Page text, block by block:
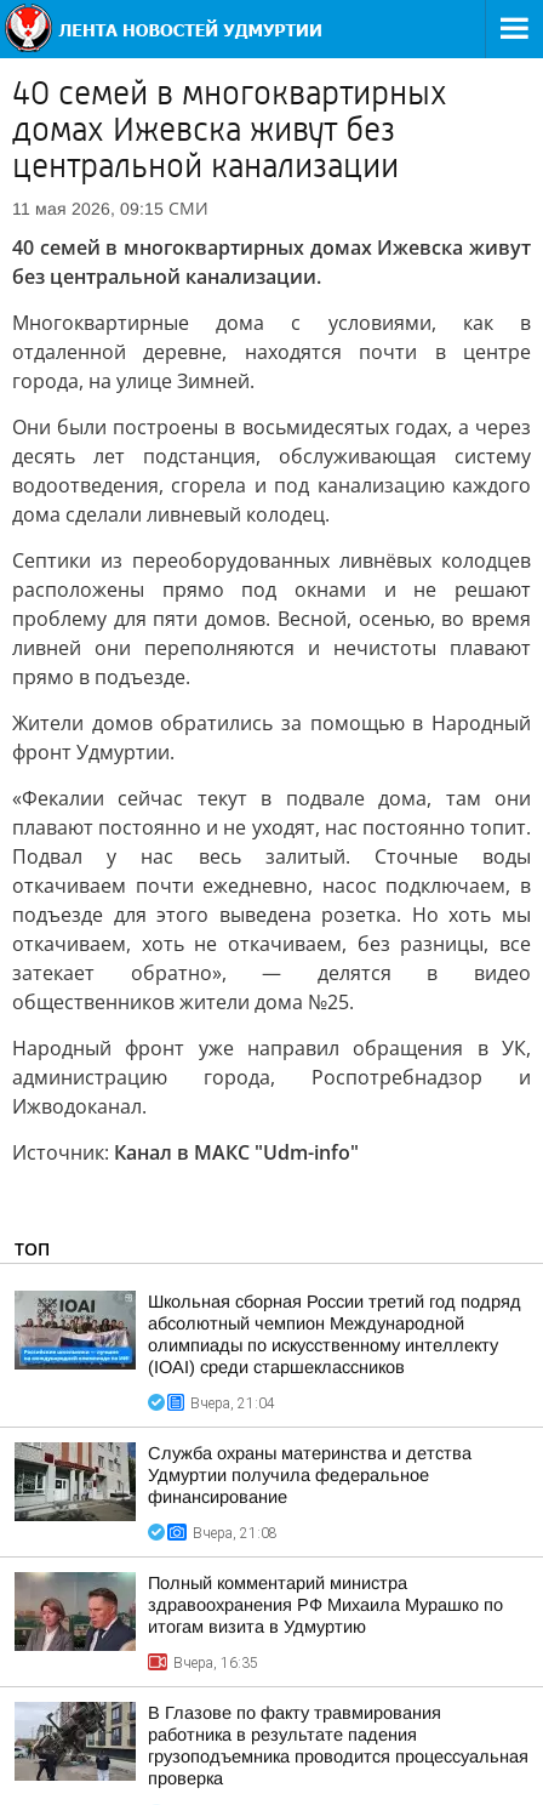
40 семей в многоквартирных
домах Ижевска живут без
центральной канализации
11 мая 2026, 09:15 СМИ
40 семей в многоквартирных домах Ижевска живут
без центральной канализации.
Многоквартирные дома с условиями, как в
отдаленной деревне, находятся почти в центре
города, на улице Зимней.
Они были построены в восьмидесятых годах, а через
десять лет подстанция, обслуживающая систему
водоотведения, сгорела и под канализацию каждого
дома сделали ливневый колодец.
Септики из переоборудованных ливнёвых колодцев
расположены прямо под окнами и не решают
проблему для пяти домов. Весной, осенью, во время
ливней они переполняются и нечистоты плавают
прямо в подъезде.
Жители домов обратились за помощью в Народный
фронт Удмуртии.
«Фекалии сейчас текут в подвале дома, там они
плавают постоянно и не уходят, нас постоянно топит.
Подвал у нас весь залитый. Сточные воды
откачиваем почти ежедневно, насос подключаем, в
подъезде для этого выведена розетка. Но хоть мы
откачиваем, хоть не откачиваем, без разницы, все
затекает обратно», — делятся в видео
общественников жители дома №25.
Народный фронт уже направил обращения в УК,
администрацию города, Роспотребнадзор и
Ижводоканал.
Источник: Канал в МАКС "Udm-info"
ТОП
Школьная сборная России третий год подряд
абсолютный чемпион Международной
олимпиады по искусственному интеллекту
(IOAI) среди старшеклассников
Вчера, 21:04
Служба охраны материнства и детства
Удмуртии получила федеральное
финансирование
Вчера, 21:08
Полный комментарий министра
здравоохранения РФ Михаила Мурашко по
итогам визита в Удмуртию
Вчера, 16:35
В Глазове по факту травмирования
работника в результате падения
грузоподъемника проводится процессуальная
проверка